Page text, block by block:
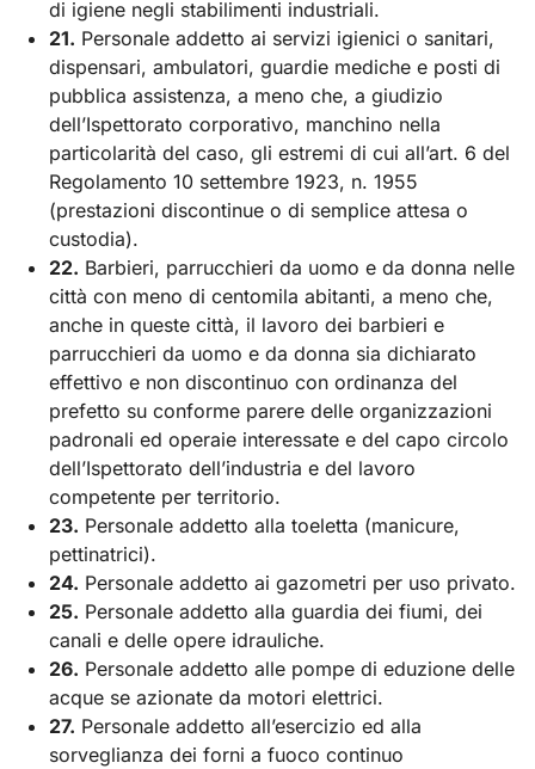
di igiene negli stabilimenti industriali.
21. Personale addetto ai servizi igienici o sanitari,
dispensari, ambulatori, guardie mediche e posti di
pubblica assistenza, a meno che, a giudizio
dell’Ispettorato corporativo, manchino nella
particolarità del caso, gli estremi di cui all’art. 6 del
Regolamento 10 settembre 1923, n. 1955
(prestazioni discontinue o di semplice attesa o
custodia).
22. Barbieri, parrucchieri da uomo e da donna nelle
città con meno di centomila abitanti, a meno che,
anche in queste città, il lavoro dei barbieri e
parrucchieri da uomo e da donna sia dichiarato
effettivo e non discontinuo con ordinanza del
prefetto su conforme parere delle organizzazioni
padronali ed operaie interessate e del capo circolo
dell’Ispettorato dell’industria e del lavoro
competente per territorio.
23. Personale addetto alla toeletta (manicure,
pettinatrici).
24. Personale addetto ai gazometri per uso privato.
25. Personale addetto alla guardia dei fiumi, dei
canali e delle opere idrauliche.
26. Personale addetto alle pompe di eduzione delle
acque se azionate da motori elettrici.
27. Personale addetto all’esercizio ed alla
sorveglianza dei forni a fuoco continuo